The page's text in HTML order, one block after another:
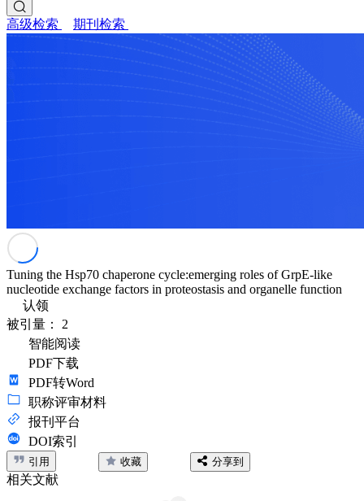
高级检索 期刊检索
Tuning the Hsp70 chaperone cycle:emerging roles of GrpE-like
nucleotide exchange factors in proteostasis and organelle function
认领
被引量： 2
智能阅读
PDF下载
PDF转Word
职称评审材料
报刊平台
DOI索引
引用 收藏 分享到
相关文献